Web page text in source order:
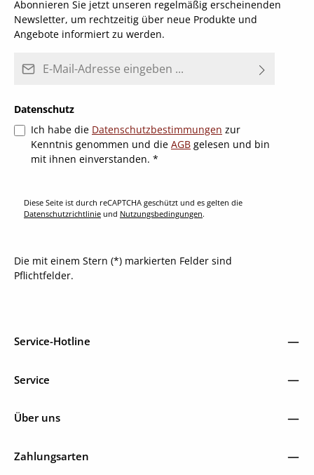
Abonnieren Sie jetzt unseren regelmäßig erscheinenden
Newsletter, um rechtzeitig über neue Produkte und
Angebote informiert zu werden.
Datenschutz
Ich habe die Datenschutzbestimmungen zur
Kenntnis genommen und die AGB gelesen und bin
mit ihnen einverstanden. *
Diese Seite ist durch reCAPTCHA geschützt und es gelten die
Datenschutzrichtlinie und Nutzungsbedingungen.
Die mit einem Stern (*) markierten Felder sind
Pflichtfelder.
Service-Hotline
Service
Über uns
Zahlungsarten